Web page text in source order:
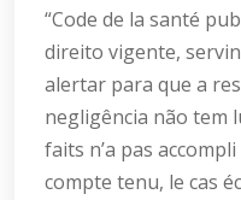
“Code de la santé
direito vigente,
alertar para que a
negligência não tem
faits n’a pas
compte tenu, le cas